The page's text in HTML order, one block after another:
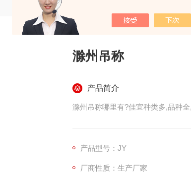
滁州吊称
产品简介
滁州吊称哪里有?佳宜种类多,品种
产品型号：JY
厂商性质：生产厂家